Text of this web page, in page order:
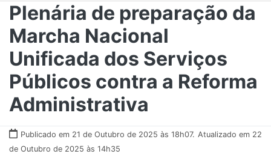
Plenária de preparação da
Marcha Nacional
Unificada dos Serviços
Públicos contra a Reforma
Administrativa
Publicado em 21 de Outubro de 2025 às 18h07. Atualizado em 22
de Outubro de 2025 às 14h35